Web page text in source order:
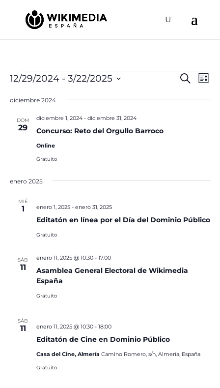
Eventos Buscar
de
Lista
12/29/2024 - 3/22/2025
la
diciembre 2024
DOM
29 Concurso: Reto del Orgullo Barroco
diciembre 1, 2024- diciembre 31, 2024
Online
Gratuito
enero 2025
MIÉ
1
Editatón en línea por el Día del Dominio Público
enero 1, 2025- enero 31, 2025
Gratuito
SÁB
11
Asamblea General Electoral de Wikimedia
España
enero 11, 2025 @ 10:30- 17:00
Gratuito
SÁB
11
Editatón de Cine en Dominio Público
enero 11, 2025 @ 10:30- 18:00
Casa del Cine, Almería Camino Romero, s/n, Almería, España
Gratuito